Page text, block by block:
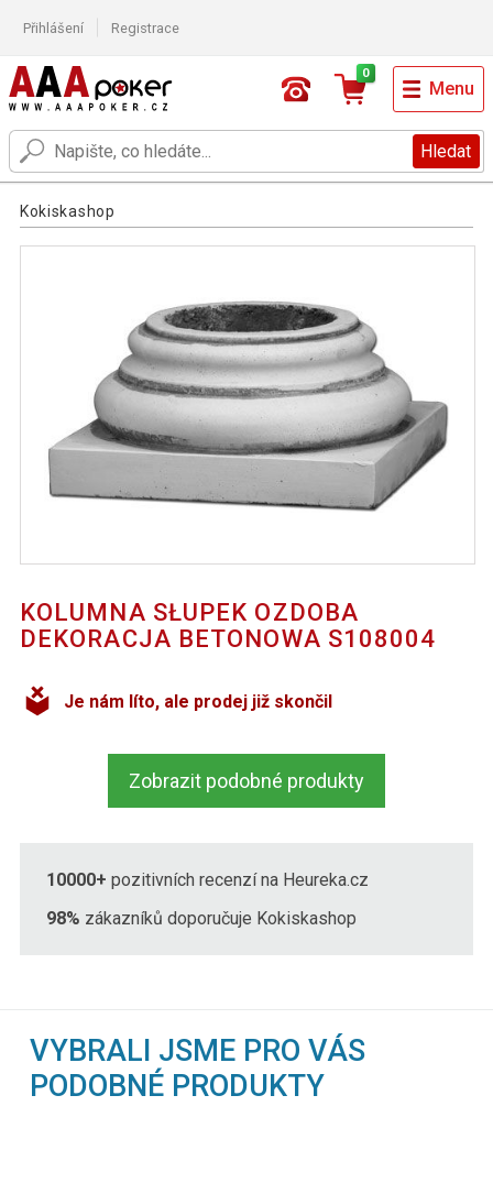
Přihlášení Registrace
Hledat
0
Menu
Kokiskashop
KOLUMNA SŁUPEK OZDOBA
DEKORACJA BETONOWA S108004
Je nám líto, ale prodej již skončil
Zobrazit podobné produkty
10000+ pozitivních recenzí na Heureka.cz
98% zákazníků doporučuje Kokiskashop
VYBRALI JSME PRO VÁS
PODOBNÉ PRODUKTY